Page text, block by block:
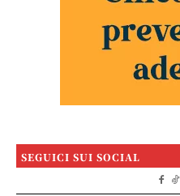
SEGUICI SUI SOCIAL